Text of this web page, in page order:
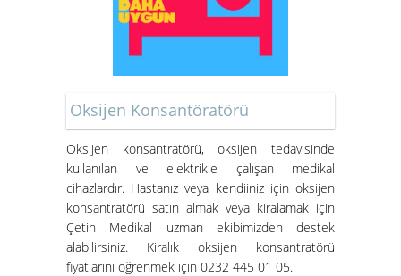
Oksijen Konsantöratörü
Oksijen konsantratörü, oksijen tedavisinde
kullanılan ve elektrikle çalışan medikal
cihazlardır. Hastanız veya kendiiniz için oksijen
konsantratörü satın almak veya kiralamak için
Çetin Medikal uzman ekibimizden destek
alabilirsiniz. Kiralık oksijen konsantratörü
fiyatlarını öğrenmek için 0232 445 01 05.